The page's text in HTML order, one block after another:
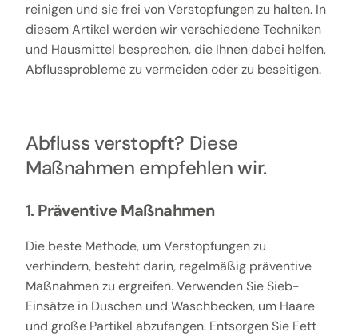
reinigen und sie frei von Verstopfungen zu halten. In
diesem Artikel werden wir verschiedene Techniken
und Hausmittel besprechen, die Ihnen dabei helfen,
Abflussprobleme zu vermeiden oder zu beseitigen.
Abfluss verstopft? Diese
Maßnahmen empfehlen wir.
1. Präventive Maßnahmen
Die beste Methode, um Verstopfungen zu
verhindern, besteht darin, regelmäßig präventive
Maßnahmen zu ergreifen. Verwenden Sie Sieb-
Einsätze in Duschen und Waschbecken, um Haare
und große Partikel abzufangen. Entsorgen Sie Fett